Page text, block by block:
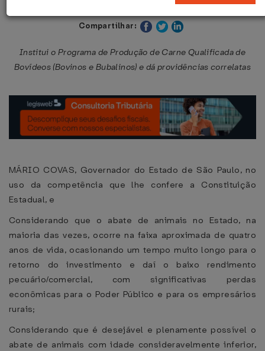
Publicado no DOE - SP em 24 jun 1995
Compartilhar:
Institui o Programa de Produção de Carne Qualificada de
Bovídeos (Bovinos e Bubalinos) e dá providências correlatas
MÁRIO COVAS, Governador do Estado de São Paulo, no
uso da competência que lhe confere a Constituição
Estadual, e
Considerando que o abate de animais no Estado, na
maioria das vezes, ocorre na faixa aproximada de quatro
anos de vida, ocasionando um tempo muito longo para o
retorno do investimento e daí o baixo rendimento
pecuário/comercial, com significativas perdas
econômicas para o Poder Público e para os empresários
rurais;
Considerando que é desejável e plenamente possível o
abate de animais com idade consideravelmente inferior,